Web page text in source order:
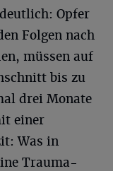
Opfer
Folgen nach
müssen auf
bis zu
drei Monate
einer
Was in
Trauma-